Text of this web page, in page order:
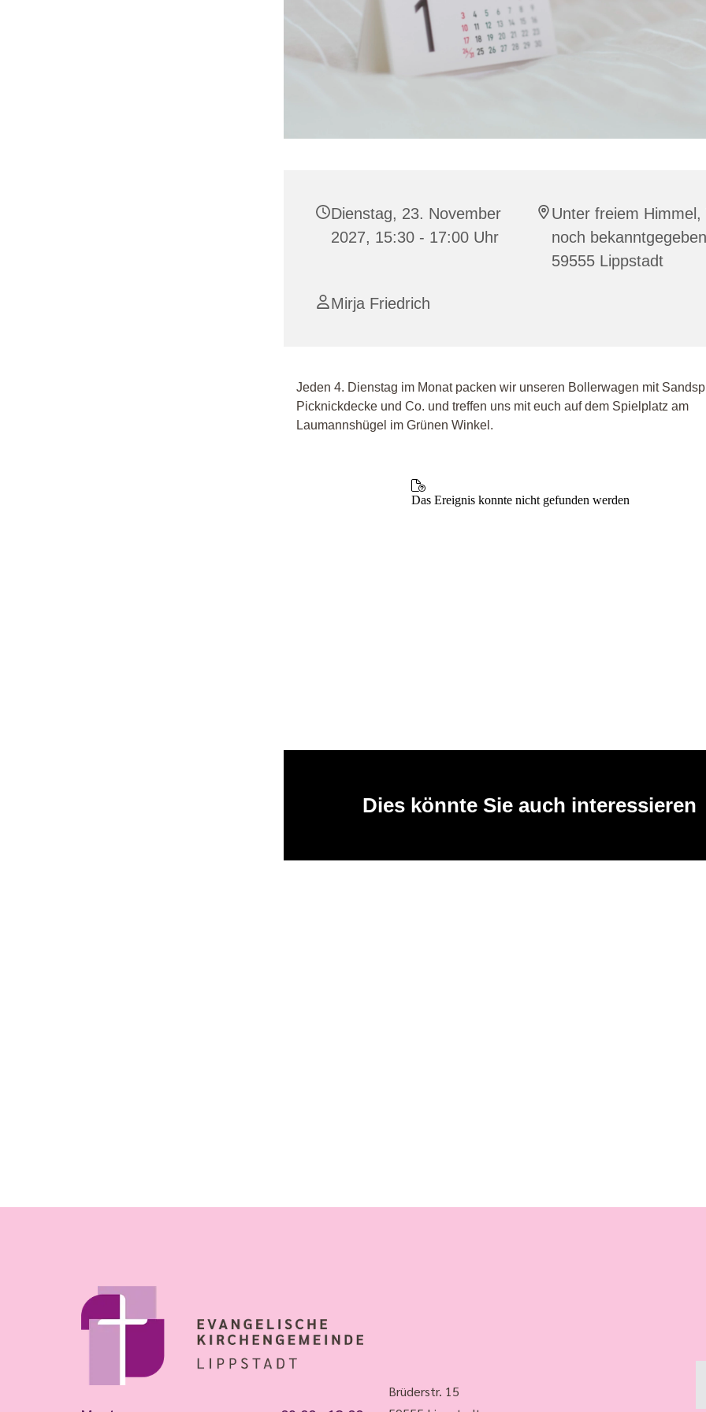
Dienstag, 23. November
2027, 15:30 - 17:00 Uhr
Unter freiem Himmel,
noch
59555 Lippstadt
Mirja Friedrich
Jeden 4. Dienstag im Monat packen wir unseren Bollerwagen mit
Picknickdecke und Co. und treffen uns mit euch auf dem Spielplatz am
Laumannshügel im Grünen Winkel.
Dies könnte Sie auch interessieren
Brüderstr. 15